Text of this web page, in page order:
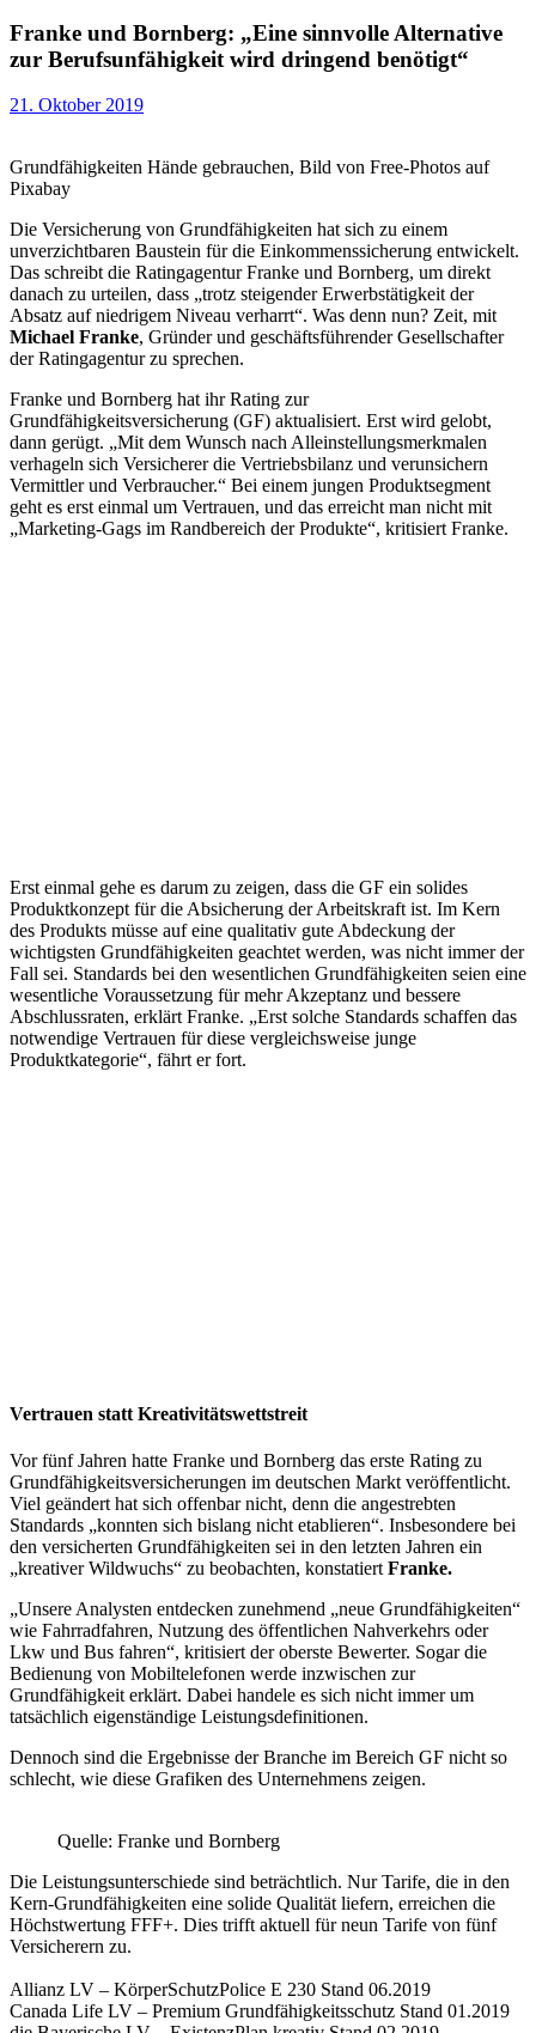
Franke und Bornberg: „Eine sinnvolle Alternative
zur Berufsunfähigkeit wird dringend benötigt“
21. Oktober 2019
Grundfähigkeiten Hände gebrauchen, Bild von Free-Photos auf
Pixabay
Die Versicherung von Grundfähigkeiten hat sich zu einem
unverzichtbaren Baustein für die Einkommenssicherung entwickelt.
Das schreibt die Ratingagentur Franke und Bornberg, um direkt
danach zu urteilen, dass „trotz steigender Erwerbstätigkeit der
Absatz auf niedrigem Niveau verharrt“. Was denn nun? Zeit, mit
Michael Franke, Gründer und geschäftsführender Gesellschafter
der Ratingagentur zu sprechen.
Franke und Bornberg hat ihr Rating zur
Grundfähigkeitsversicherung (GF) aktualisiert. Erst wird gelobt,
dann gerügt. „Mit dem Wunsch nach Alleinstellungsmerkmalen
verhageln sich Versicherer die Vertriebsbilanz und verunsichern
Vermittler und Verbraucher.“ Bei einem jungen Produktsegment
geht es erst einmal um Vertrauen, und das erreicht man nicht mit
„Marketing-Gags im Randbereich der Produkte“, kritisiert Franke.
Erst einmal gehe es darum zu zeigen, dass die GF ein solides
Produktkonzept für die Absicherung der Arbeitskraft ist. Im Kern
des Produkts müsse auf eine qualitativ gute Abdeckung der
wichtigsten Grundfähigkeiten geachtet werden, was nicht immer der
Fall sei. Standards bei den wesentlichen Grundfähigkeiten seien eine
wesentliche Voraussetzung für mehr Akzeptanz und bessere
Abschlussraten, erklärt Franke. „Erst solche Standards schaffen das
notwendige Vertrauen für diese vergleichsweise junge
Produktkategorie“, fährt er fort.
Vertrauen statt Kreativitätswettstreit
Vor fünf Jahren hatte Franke und Bornberg das erste Rating zu
Grundfähigkeitsversicherungen im deutschen Markt veröffentlicht.
Viel geändert hat sich offenbar nicht, denn die angestrebten
Standards „konnten sich bislang nicht etablieren“. Insbesondere bei
den versicherten Grundfähigkeiten sei in den letzten Jahren ein
„kreativer Wildwuchs“ zu beobachten, konstatiert Franke.
„Unsere Analysten entdecken zunehmend „neue Grundfähigkeiten“
wie Fahrradfahren, Nutzung des öffentlichen Nahverkehrs oder
Lkw und Bus fahren“, kritisiert der oberste Bewerter. Sogar die
Bedienung von Mobiltelefonen werde inzwischen zur
Grundfähigkeit erklärt. Dabei handele es sich nicht immer um
tatsächlich eigenständige Leistungsdefinitionen.
Dennoch sind die Ergebnisse der Branche im Bereich GF nicht so
schlecht, wie diese Grafiken des Unternehmens zeigen.
Quelle: Franke und Bornberg
Die Leistungsunterschiede sind beträchtlich. Nur Tarife, die in den
Kern-Grundfähigkeiten eine solide Qualität liefern, erreichen die
Höchstwertung FFF+. Dies trifft aktuell für neun Tarife von fünf
Versicherern zu.
Allianz LV – KörperSchutzPolice E 230 Stand 06.2019
Canada Life LV – Premium Grundfähigkeitsschutz Stand 01.2019